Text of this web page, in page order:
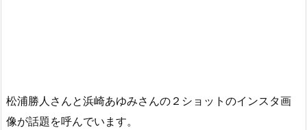
松浦勝人さんと浜崎あゆみさんの２ショットのインスタ画
像が話題を呼んでいます。